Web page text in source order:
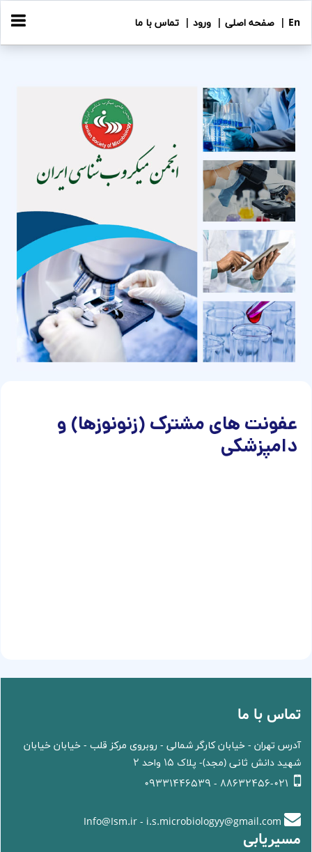
En | صفحه اصلی | ورود | تماس با ما
عفونت های مشترک (زنونوزها) و
دامپزشکی
تماس با ما
آدرس تهران - خیابان کارگر شمالی - روبروی مرکز قلب - خیابان خیابان
شهید دانش ثانی (مجد)- پلاک 15 واحد 2
مسیریابی